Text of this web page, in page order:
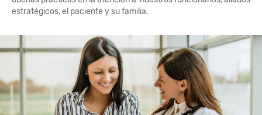
estratégicos, el paciente y su familia.